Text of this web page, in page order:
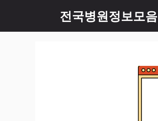
츠
전국병원정보모음